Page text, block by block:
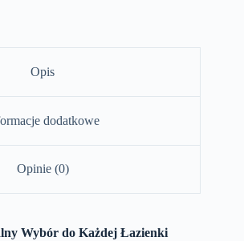
Opis
dodatkowe
Opinie (0)
Wybór do Każdej Łazienki